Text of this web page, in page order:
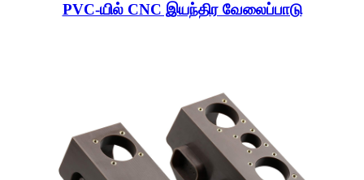
PVC-யில் CNC இயந்திர வேலைப்பாடு